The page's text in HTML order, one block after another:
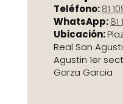
Teléfono:81
WhatsApp:81
Ubicación:
Real San
Agustin 1er
Garza Garcia